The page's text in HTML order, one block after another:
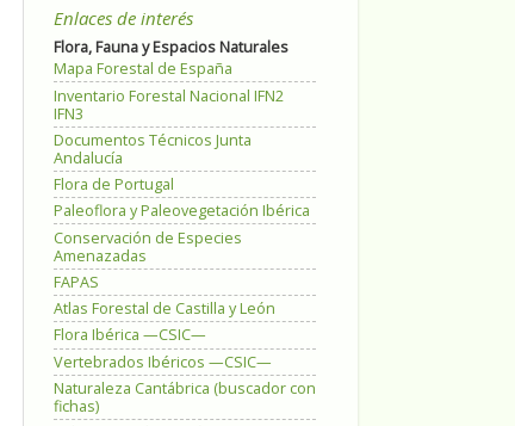
Enlaces de interés
Flora, Fauna y Espacios Naturales
Mapa Forestal de España
Inventario Forestal Nacional IFN2
IFN3
Documentos Técnicos Junta
Andalucía
Flora de Portugal
Paleoflora y Paleovegetación Ibérica
Conservación de Especies
Amenazadas
FAPAS
Atlas Forestal de Castilla y León
Flora Ibérica —CSIC—
Vertebrados Ibéricos —CSIC—
Naturaleza Cantábrica (buscador con
fichas)